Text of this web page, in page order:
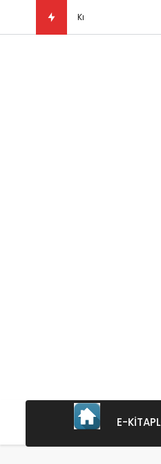
Kısaca Düşünce ve
E-